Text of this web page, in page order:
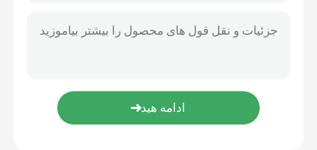
ساعت مچی بند چرمی